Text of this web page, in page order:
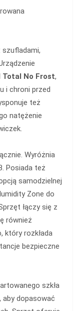
szufladami,
Total No Frost,
i chroni przed
też
natężenie
Wyróżnia
Posiada też
samodzielnej
Zone do
łączy się z
również
który rozkłada
bezpieczne
szkła
aby dopasować